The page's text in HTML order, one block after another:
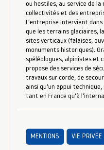
ou hostiles, au service de
collectivités et des
L’entreprise intervient
que les terrains glaciaires,
sites verticaux (falaises,
monuments historiques).
spéléologues, alpinistes et
propose des services de
travaux sur corde, de
ainsi qu’un appui
tant en France qu’à
MENTIONS VIE PRIVÉE